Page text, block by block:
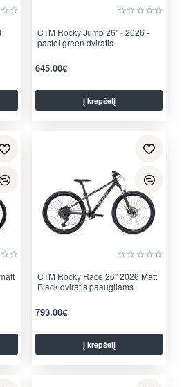
CTM Rocky Jump 26" - 2026 -
pastel green dviratis
645.00€
Į krepšelį
CTM Rocky Race 26" 2026 Matt
Black dviratis paaugliams
793.00€
Į krepšelį